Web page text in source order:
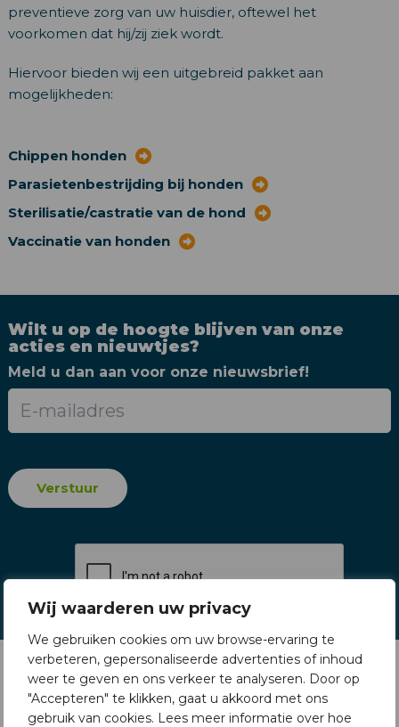
Wij waarderen uw privacy
We gebruiken cookies om uw browse-ervaring te
verbeteren, gepersonaliseerde advertenties of inhoud
weer te geven en ons verkeer te analyseren. Door op
"Accepteren" te klikken, gaat u akkoord met ons
gebruik van cookies. Lees meer informatie over hoe
preventieve zorg van uw huisdier, oftewel het
voorkomen dat hij/zij ziek wordt.
Hiervoor bieden wij een uitgebreid pakket aan
mogelijkheden:
Chippen honden
Parasietenbestrijding bij honden
Sterilisatie/castratie van de hond
Vaccinatie van honden
Wilt u op de hoogte blijven van onze
acties en nieuwtjes?
Meld u dan aan voor onze nieuwsbrief!